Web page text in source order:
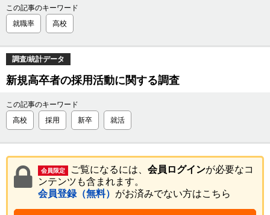
この記事のキーワード
就職率
高校
調査/統計データ
新規高卒者の採用活動に関する調査
この記事のキーワード
高校
採用 新卒 就活
会員限定 ご覧になるには、 会員ログインが必要なコ
ンテンツも含まれます。
会員登録（無料） がお済みでない方はこちら